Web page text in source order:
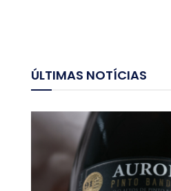
ÚLTIMAS NOTÍCIAS